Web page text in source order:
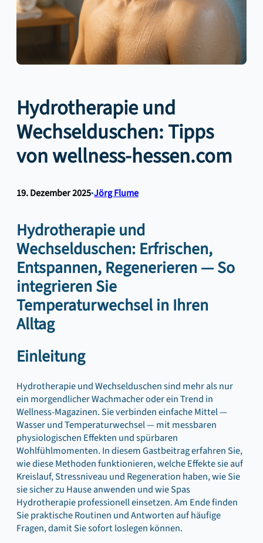
Hydrotherapie und
Wechselduschen: Tipps
von wellness-hessen.com
19. Dezember 2025•Jörg Flume
Hydrotherapie und
Wechselduschen: Erfrischen,
Entspannen, Regenerieren — So
integrieren Sie
Temperaturwechsel in Ihren
Alltag
Einleitung
Hydrotherapie und Wechselduschen sind mehr als nur
ein morgendlicher Wachmacher oder ein Trend in
Wellness-Magazinen. Sie verbinden einfache Mittel —
Wasser und Temperaturwechsel — mit messbaren
physiologischen Effekten und spürbaren
Wohlfühlmomenten. In diesem Gastbeitrag erfahren Sie,
wie diese Methoden funktionieren, welche Effekte sie auf
Kreislauf, Stressniveau und Regeneration haben, wie Sie
sie sicher zu Hause anwenden und wie Spas
Hydrotherapie professionell einsetzen. Am Ende finden
Sie praktische Routinen und Antworten auf häufige
Fragen, damit Sie sofort loslegen können.